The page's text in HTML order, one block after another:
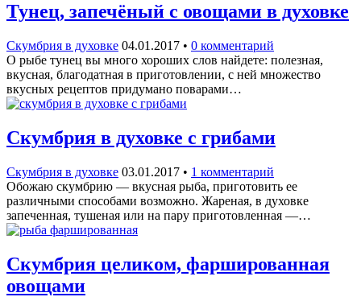
Тунец, запечёный с овощами в духовке
Скумбрия в духовке 04.01.2017 • 0 комментарий
О рыбе тунец вы много хороших слов найдете: полезная,
вкусная, благодатная в приготовлении, с ней множество
вкусных рецептов придумано поварами…
Скумбрия в духовке с грибами
Скумбрия в духовке 03.01.2017 • 1 комментарий
Обожаю скумбрию — вкусная рыба, приготовить ее
различными способами возможно. Жареная, в духовке
запеченная, тушеная или на пару приготовленная —…
Скумбрия целиком, фаршированная
овощами